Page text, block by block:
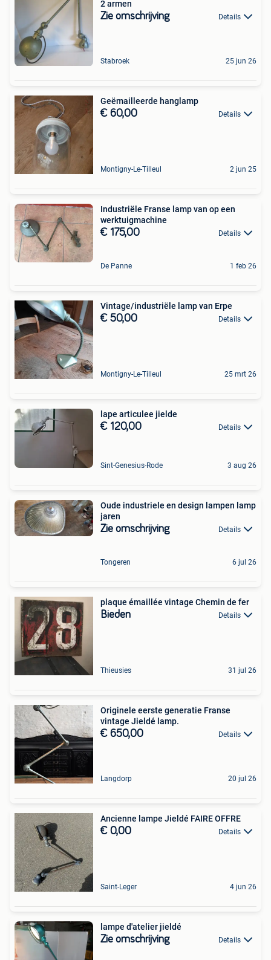
2 armen
Zie omschrijving Details
Stabroek 25 jun 26
Geëmailleerde hanglamp
€ 60,00 Details
Montigny-Le-Tilleul 2 jun 25
Industriële Franse lamp van op een
werktuigmachine
€ 175,00 Details
De Panne 1 feb 26
Vintage/industriële lamp van Erpe
€ 50,00 Details
Montigny-Le-Tilleul 25 mrt 26
lape articulee jielde
€ 120,00 Details
Sint-Genesius-Rode 3 aug 26
Oude industriele en design lampen lamp
jaren
Zie omschrijving Details
Tongeren 6 jul 26
plaque émaillée vintage Chemin de fer
Bieden Details
Thieusies 31 jul 26
Originele eerste generatie Franse
vintage Jieldé lamp.
€ 650,00 Details
Langdorp 20 jul 26
Ancienne lampe Jieldé FAIRE OFFRE
€ 0,00 Details
Saint-Leger 4 jun 26
lampe d'atelier jieldé
Zie omschrijving Details